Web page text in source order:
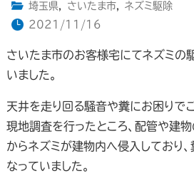
埼玉県, さいたま市,
ネズミ駆除
2021/11/16
さいたま市のお客様宅にてネズミの
いました。
天井を走り回る騒音や糞にお困りで
現地調査を行ったところ、配管や建
からネズミが建物内へ侵入しており
なっていました。